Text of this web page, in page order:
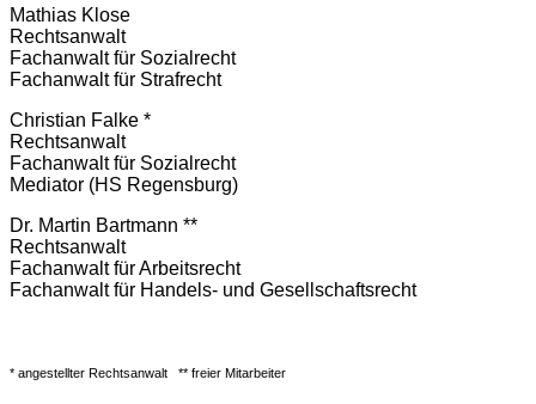
Mathias Klose
Rechtsanwalt
Fachanwalt für Sozialrecht
Fachanwalt für Strafrecht
Christian Falke *
Rechtsanwalt
Fachanwalt für Sozialrecht
Mediator (HS Regensburg)
Dr. Martin Bartmann **
Rechtsanwalt
Fachanwalt für Arbeitsrecht
Fachanwalt für Handels- und Gesellschaftsrecht
* angestellter Rechtsanwalt ** freier Mitarbeiter